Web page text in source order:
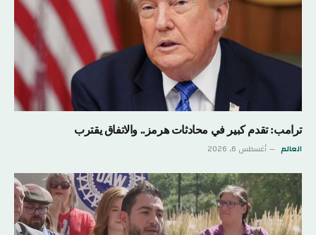
ترامب: تقدم كبير في محادثات هرمز.. والاتفاق يقترب
العالم أغسطس 6, 2026